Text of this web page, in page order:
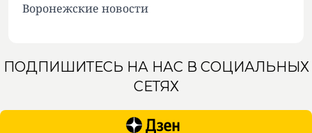
Воронежские новости
ПОДПИШИТЕСЬ НА НАС В СОЦИАЛЬНЫХ
СЕТЯХ